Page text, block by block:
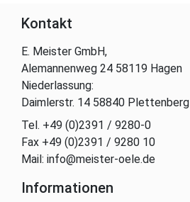
Kontakt
E. Meister GmbH,
Alemannenweg 24 58119 Hagen
Niederlassung:
Daimlerstr. 14 58840 Plettenberg
Tel. +49 (0)2391 / 9280-0
Fax +49 (0)2391 / 9280 10
Mail: info@meister-oele.de
Informationen